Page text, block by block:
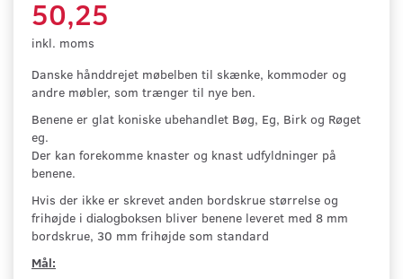
50,25
inkl. moms
Danske hånddrejet møbelben til skænke, kommoder og
andre møbler, som trænger til nye ben.
Benene er glat koniske ubehandlet Bøg, Eg, Birk og Røget
eg.
Der kan forekomme knaster og knast udfyldninger på
benene.
Hvis der ikke er skrevet anden bordskrue størrelse og
frihøjde i dialogboksen bliver benene leveret med 8 mm
bordskrue, 30 mm frihøjde som standard
Mål: